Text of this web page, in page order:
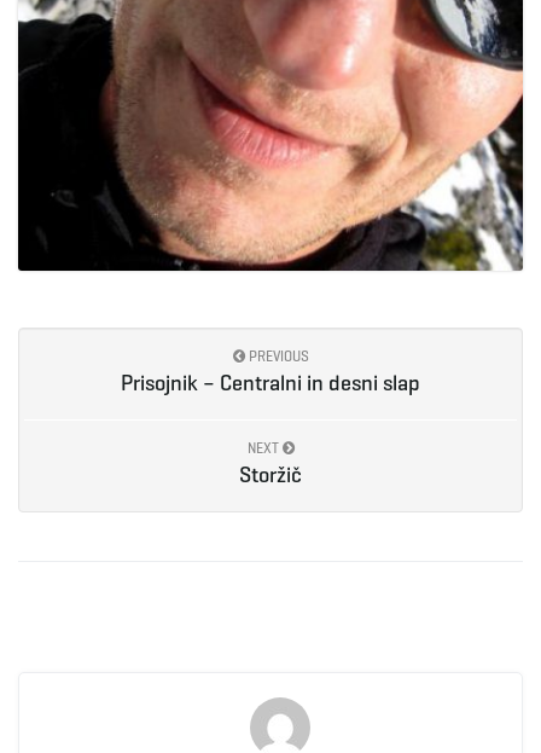
PREVIOUS
Prisojnik – Centralni in desni slap
NEXT
Storžič